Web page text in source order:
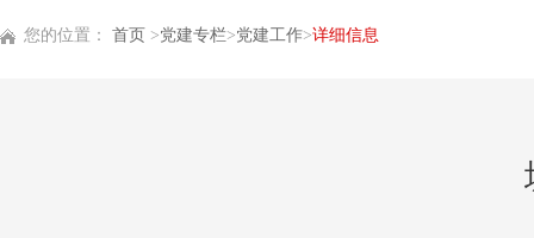
您的位置： 首页 >党建专栏>党建工作>详细信息